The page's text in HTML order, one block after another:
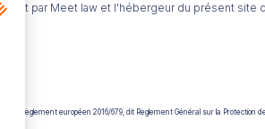
par Meet law et l'hébergeur du présent site
au règlement européen 2016/679, dit Règlement Général sur la